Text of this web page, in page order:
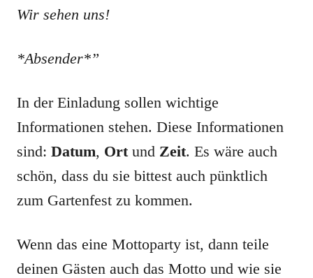
Wir sehen uns!
*Absender*”
In der Einladung sollen wichtige
Informationen stehen. Diese Informationen
sind: Datum, Ortund Zeit. Es wäre auch
schön, dass du sie bittest auch pünktlich
zum Gartenfest zu kommen.
Wenn das eine Mottoparty ist, dann teile
deinen Gästen auch das Motto und wie sie